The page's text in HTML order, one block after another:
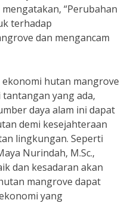
“Perubahan
terhadap
dan mengancam
hutan mangrove
yang ada,
daya alam ini dapat
demi kesejahteraan
lingkungan. Seperti
Nurindah, M.Sc.,
dan kesadaran akan
mangrove dapat
yang